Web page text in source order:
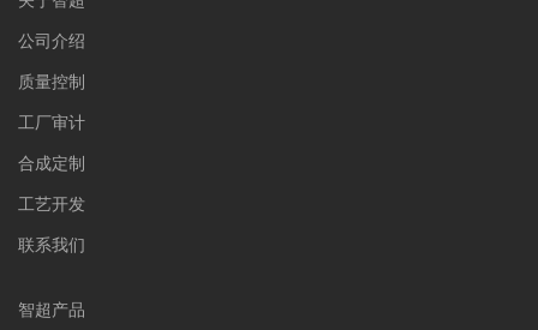
公司介绍
质量控制
工厂审计
合成定制
工艺开发
联系我们
智超产品